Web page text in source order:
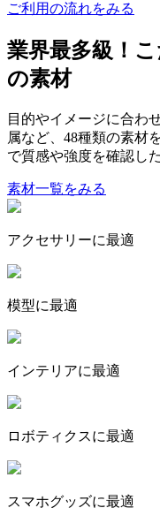
ご利用の流れをみる
業界最多級！
の素材
目的やイメージに合わ
属など、 48種類の素材
で質感や強度を確認し
素材一覧をみる
アクセサリーに最適
模型に最適
インテリアに最適
ロボティクスに最適
スマホグッズに最適